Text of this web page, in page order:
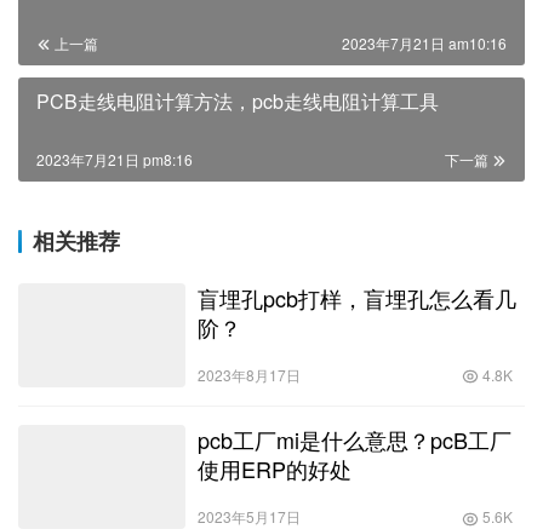
上一篇 2023年7月21日 am10:16
PCB走线电阻计算方法，pcb走线电阻计算工具
下一篇
2023年7月21日 pm8:16
相关推荐
盲埋孔pcb打样，盲埋孔怎么看几
阶？
2023年8月17日 4.8K
pcb工厂mi是什么意思？pcB工厂
使用ERP的好处
2023年5月17日 5.6K